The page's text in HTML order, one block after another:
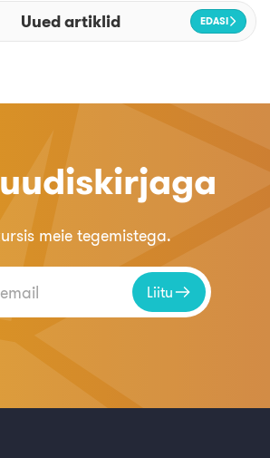
Uued artiklid EDASI
meie tegemistega.
Liitu